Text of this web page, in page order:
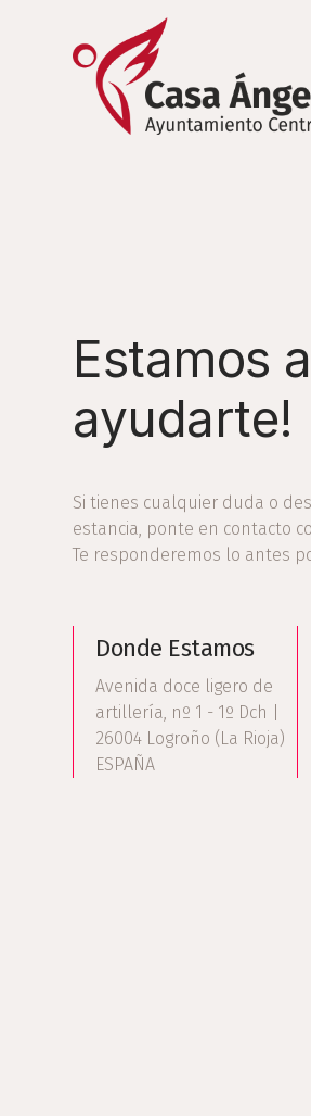
Estamos
ayudarte!
Si tienes cualquier duda o
estancia, ponte en contacto
Te responderemos lo antes
Donde Estamos
Avenida doce ligero de
artillería, nº 1 - 1º Dch |
26004 Logroño (La Rioja)
ESPAÑA